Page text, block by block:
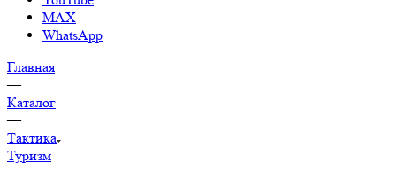
MAX
WhatsApp
Главная
—
Каталог
—
Тактика
Туризм
—